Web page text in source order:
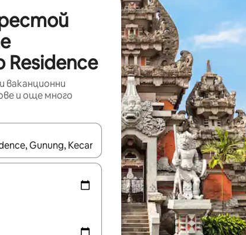
Residence
ваканционни
и още много
използвайте клавишите със стрелки нагоре и